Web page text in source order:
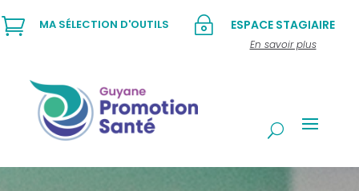
~ ESPACE STAGIAIRE
En savoir plus
 MA SÉLECTION D'OUTILS